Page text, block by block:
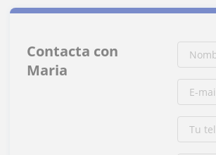
Contacta con
Maria